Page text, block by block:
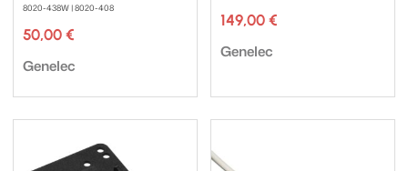
8020-438W | 8020-408
50,00 €
Tuotemerkki:
Genelec
149,00 €
Tuotemerkki:
Genelec